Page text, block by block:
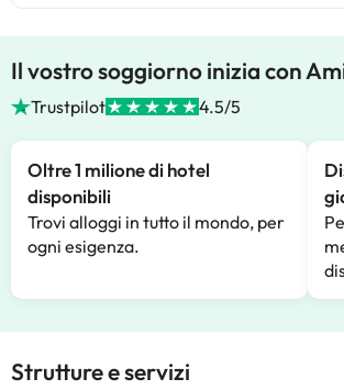
Il vostro soggiorno inizia con
Trustpilot 4.5/5
Oltre 1 milione di hotel
disponibili
Trovi alloggi in tutto il mondo, per
ogni esigenza.
Strutture e servizi